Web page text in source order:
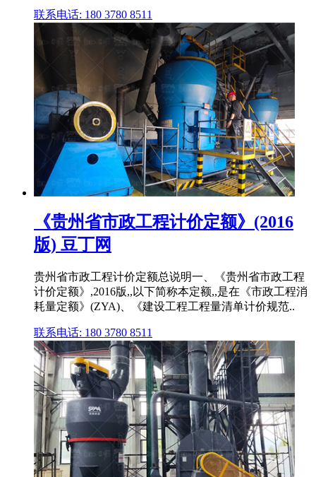
联系电话: 180 3780 8511
《贵州省市政工程计价定额》(2016
版) 豆丁网
贵州省市政工程计价定额总说明一、《贵州省市政工程
计价定额》,2016版,,以下简称本定额,,是在《市政工程消
耗量定额》(ZYA)、《建设工程工程量清单计价规范..
联系电话: 180 3780 8511